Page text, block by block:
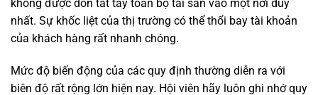
không được dồn tất tay toàn bộ tài sản vào một nơi duy
nhất. Sự khốc liệt của thị trường có thể thổi bay tài khoản
của khách hàng rất nhanh chóng.
Mức độ biến động của các quy định thường diễn ra với
biên độ rất rộng lớn hiện nay. Hội viên hãy luôn ghi nhớ quy